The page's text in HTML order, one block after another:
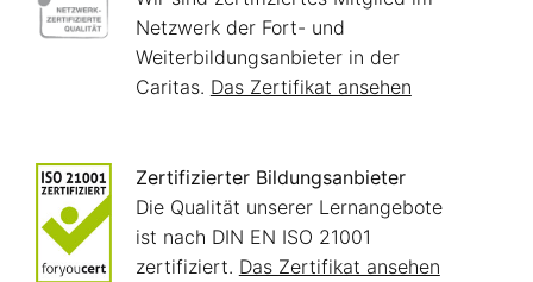
Netzwerk der Fort- und
Weiterbildungsanbieter in der
Caritas. Das Zertifikat ansehen
Zertifizierter Bildungsanbieter
Die Qualität unserer Lernangebote
ist nach DIN EN ISO 21001
zertifiziert. Das Zertifikat ansehen